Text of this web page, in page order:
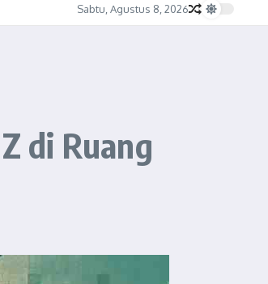
Sabtu, Agustus 8, 2026
di Ruang